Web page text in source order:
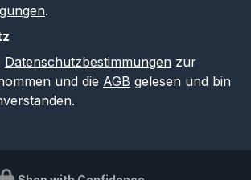
.
Datenschutzbestimmungen zur
und die AGB gelesen und bin